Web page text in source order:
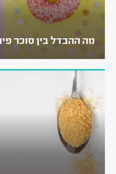
מה ההבדל בין סוכר